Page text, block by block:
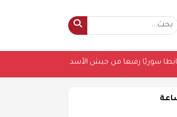
يوقف ضابطا سوريّا رفيعا من جيش الأسد في بيروت